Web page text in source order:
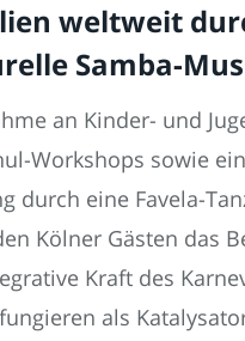
weltweit
Samba-
an Kinder- und
Workshops sowie
durch eine Favela-
Kölner Gästen das
Kraft des
als